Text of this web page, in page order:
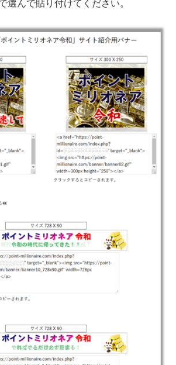
選んで貼り付けてください。